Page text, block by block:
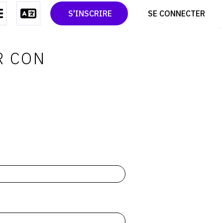
S'INSCRIRE SE CONNECTER
CONTACT
CGU
TWITTER
PINTEREST
CON